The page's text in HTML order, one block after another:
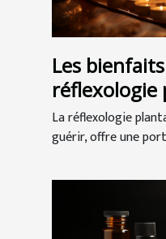
Les
une
La réflexologie
guérir, offre une